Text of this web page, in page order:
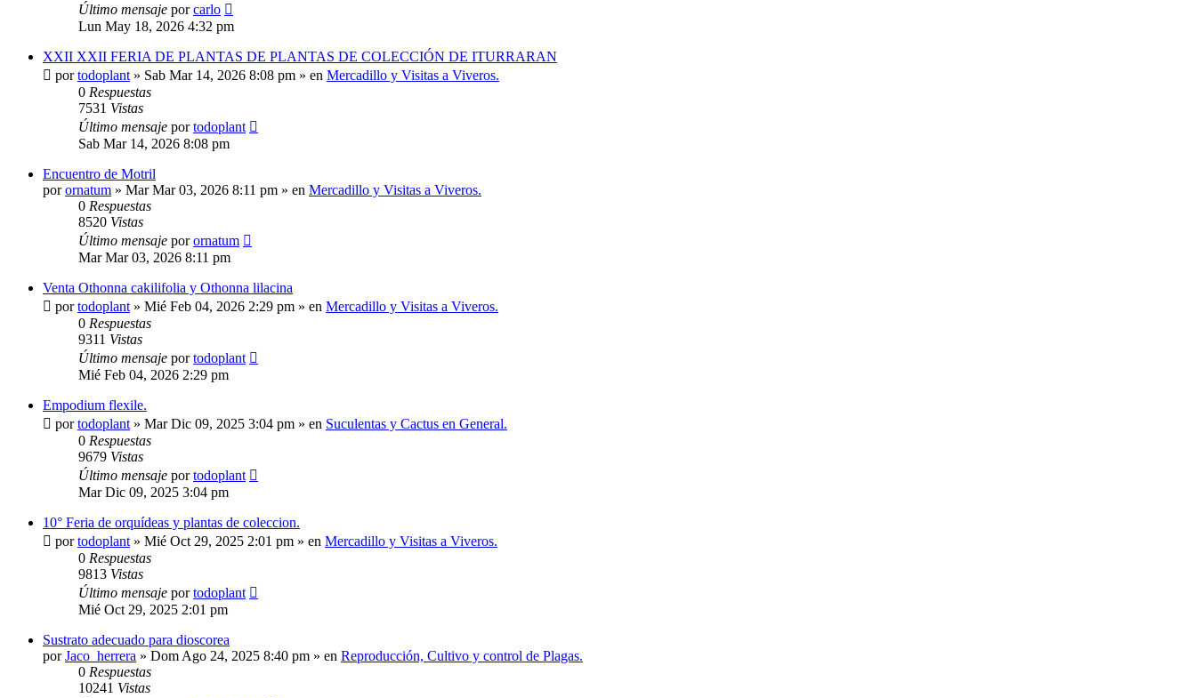
Último mensaje porcarlo
Lun May 18, 2026 4:32 pm
XXII XXII FERIA DE PLANTAS DE PLANTAS DE COLECCIÓN DE ITURRARAN
portodoplant » Sab Mar 14, 2026 8:08 pm » en Mercadillo y Visitas a Viveros.
0 Respuestas
7531 Vistas
Último mensaje portodoplant
Sab Mar 14, 2026 8:08 pm
Encuentro de Motril
porornatum » Mar Mar 03, 2026 8:11 pm » en Mercadillo y Visitas a Viveros.
0 Respuestas
8520 Vistas
Último mensaje porornatum
Mar Mar 03, 2026 8:11 pm
Venta Othonna cakilifolia y Othonna lilacina
portodoplant » Mié Feb 04, 2026 2:29 pm » en Mercadillo y Visitas a Viveros.
0 Respuestas
9311 Vistas
Último mensaje portodoplant
Mié Feb 04, 2026 2:29 pm
Empodium flexile.
portodoplant » Mar Dic 09, 2025 3:04 pm » en Suculentas y Cactus en General.
0 Respuestas
9679 Vistas
Último mensaje portodoplant
Mar Dic 09, 2025 3:04 pm
10° Feria de orquídeas y plantas de coleccion.
portodoplant » Mié Oct 29, 2025 2:01 pm » en Mercadillo y Visitas a Viveros.
0 Respuestas
9813 Vistas
Último mensaje portodoplant
Mié Oct 29, 2025 2:01 pm
Sustrato adecuado para dioscorea
porJaco_herrera » Dom Ago 24, 2025 8:40 pm » en Reproducción, Cultivo y control de Plagas.
0 Respuestas
10241 Vistas